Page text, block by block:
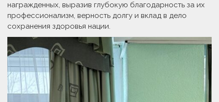
награжденных, выразив глубокую благодарность за их
профессионализм, верность долгу и вклад в дело
сохранения здоровья нации.